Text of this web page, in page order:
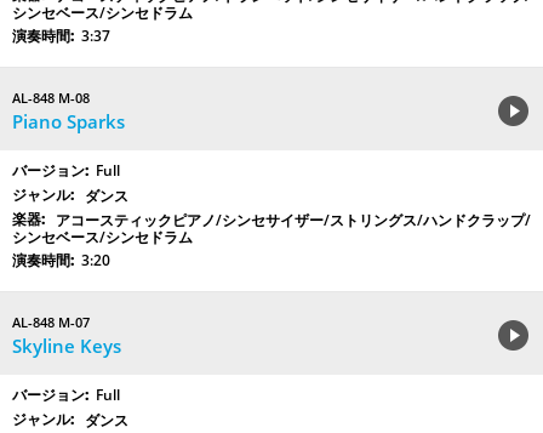
シンセベース/シンセドラム
3:37
AL-848 M-08
Piano Sparks
Full
ダンス
アコースティックピアノ/シンセサイザー/ストリングス/ハンドクラップ/
シンセベース/シンセドラム
3:20
AL-848 M-07
Skyline Keys
Full
ダンス